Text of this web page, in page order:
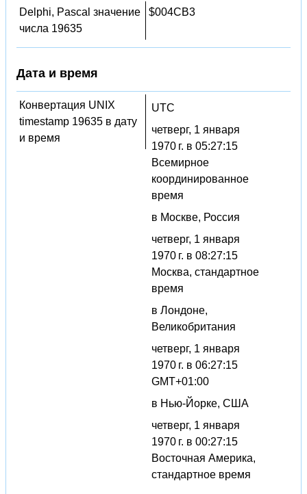
Delphi, Pascal значение
числа 19635
$004CB3
Дата и время
Конвертация UNIX
timestamp 19635 в дату
и время
UTC
четверг, 1 января
1970 г. в 05:27:15
Всемирное
координированное
время
в Москве, Россия
четверг, 1 января
1970 г. в 08:27:15
Москва, стандартное
время
в Лондоне,
Великобритания
четверг, 1 января
1970 г. в 06:27:15
GMT+01:00
в Нью-Йорке, США
четверг, 1 января
1970 г. в 00:27:15
Восточная Америка,
стандартное время